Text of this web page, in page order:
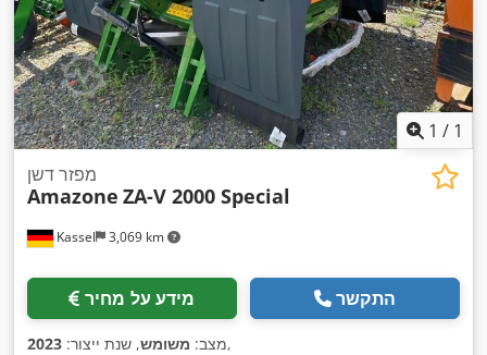
1 / 1
Kassel 3,069 km
מפזר דשן
Amazone ZA-V 2000 Special
מידע על מחיר התקשר
מצב: משומש, שנת ייצור: 2023 ,